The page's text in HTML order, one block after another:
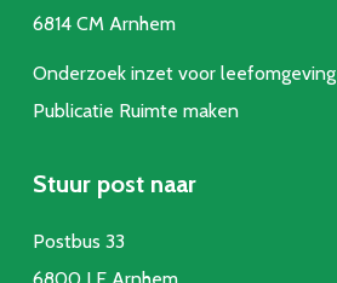
6814 CM Arnhem
Onderzoek inzet voor leefomgeving
Publicatie Ruimte maken
Stuur post naar
Postbus 33